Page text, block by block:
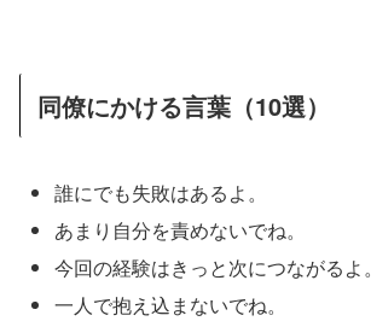
同僚にかける言葉（10選）
誰にでも失敗はあるよ。
あまり自分を責めないでね。
今回の経験はきっと次につながるよ。
一人で抱え込まないでね。